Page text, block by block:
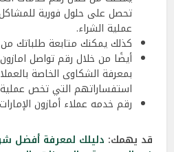
تحصل على حلول فورية
عملية الشراء.
كذلك يمكنك متابعة طلباتك
أيضًا من خلال رقم تواصل
بمعرفة الشكاوى الخاصة
استفساراتهم التي تخص
رقم خدمه عملاء أمازون
قد يهمك: دليلك لمعرفة أفضل